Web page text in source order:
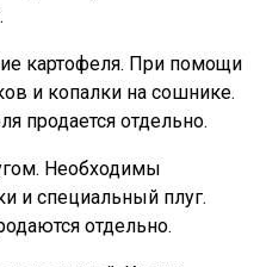
картофеля. При помощи
и копалки на сошнике.
продается отдельно.
Необходимы
и специальный плуг.
отдельно.